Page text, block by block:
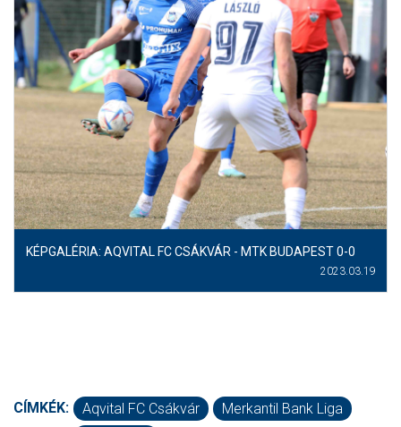
KÉPGALÉRIA: AQVITAL FC CSÁKVÁR - MTK BUDAPEST 0-0
2023.03.19
CÍMKÉK: Aqvital FC Csákvár
Merkantil Bank Liga